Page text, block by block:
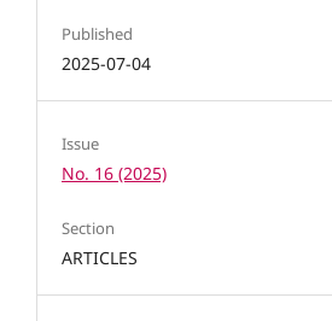
Published
2025-07-04
Issue
No. 16 (2025)
Section
ARTICLES